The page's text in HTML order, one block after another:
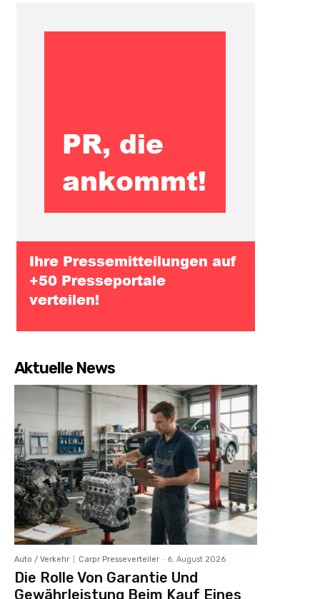
Aktuelle News
Auto / Verkehr Carpr Presseverteiler - 6. August 2026
Die Rolle Von Garantie Und
Gewährleistung Beim Kauf Eines